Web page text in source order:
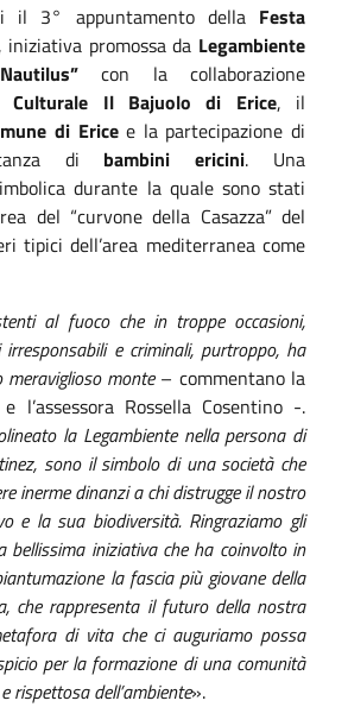
3° appuntamento della Festa
iniziativa promossa da Legambiente
con la collaborazione
Culturale Il Bajuolo di Erice, il
di Ericee la partecipazione di
di bambini ericini. Una
durante la quale sono stati
del “curvone della Casazza” del
tipici dell’area mediterranea come
al fuoco che in troppe occasioni,
e criminali, purtroppo, ha
monte– commentano la
l’assessora Rossella Cosentino -.
la Legambiente nella persona di
sono il simbolo di una società che
inerme dinanzi a chi distrugge il nostro
e la sua biodiversità. Ringraziamo gli
bellissima iniziativa che ha coinvolto in
la fascia più giovane della
che rappresenta il futuro della nostra
di vita che ci auguriamo possa
per la formazione di una comunità
rispettosa dell’ambiente».